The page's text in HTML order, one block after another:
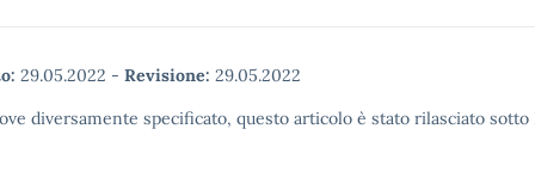
29.05.2022 - Revisione: 29.05.2022
diversamente specificato, questo articolo è stato rilasciato